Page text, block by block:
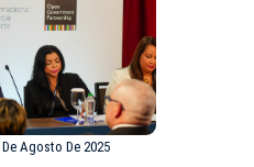
De Agosto De 2025